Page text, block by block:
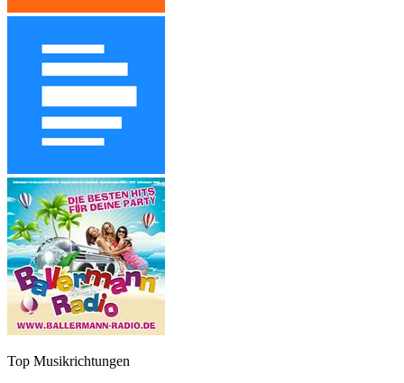
Top Musikrichtungen